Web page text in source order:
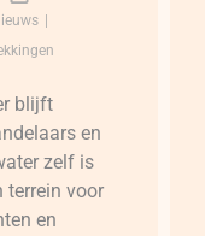
blijft
en
zelf is
terrein voor
en